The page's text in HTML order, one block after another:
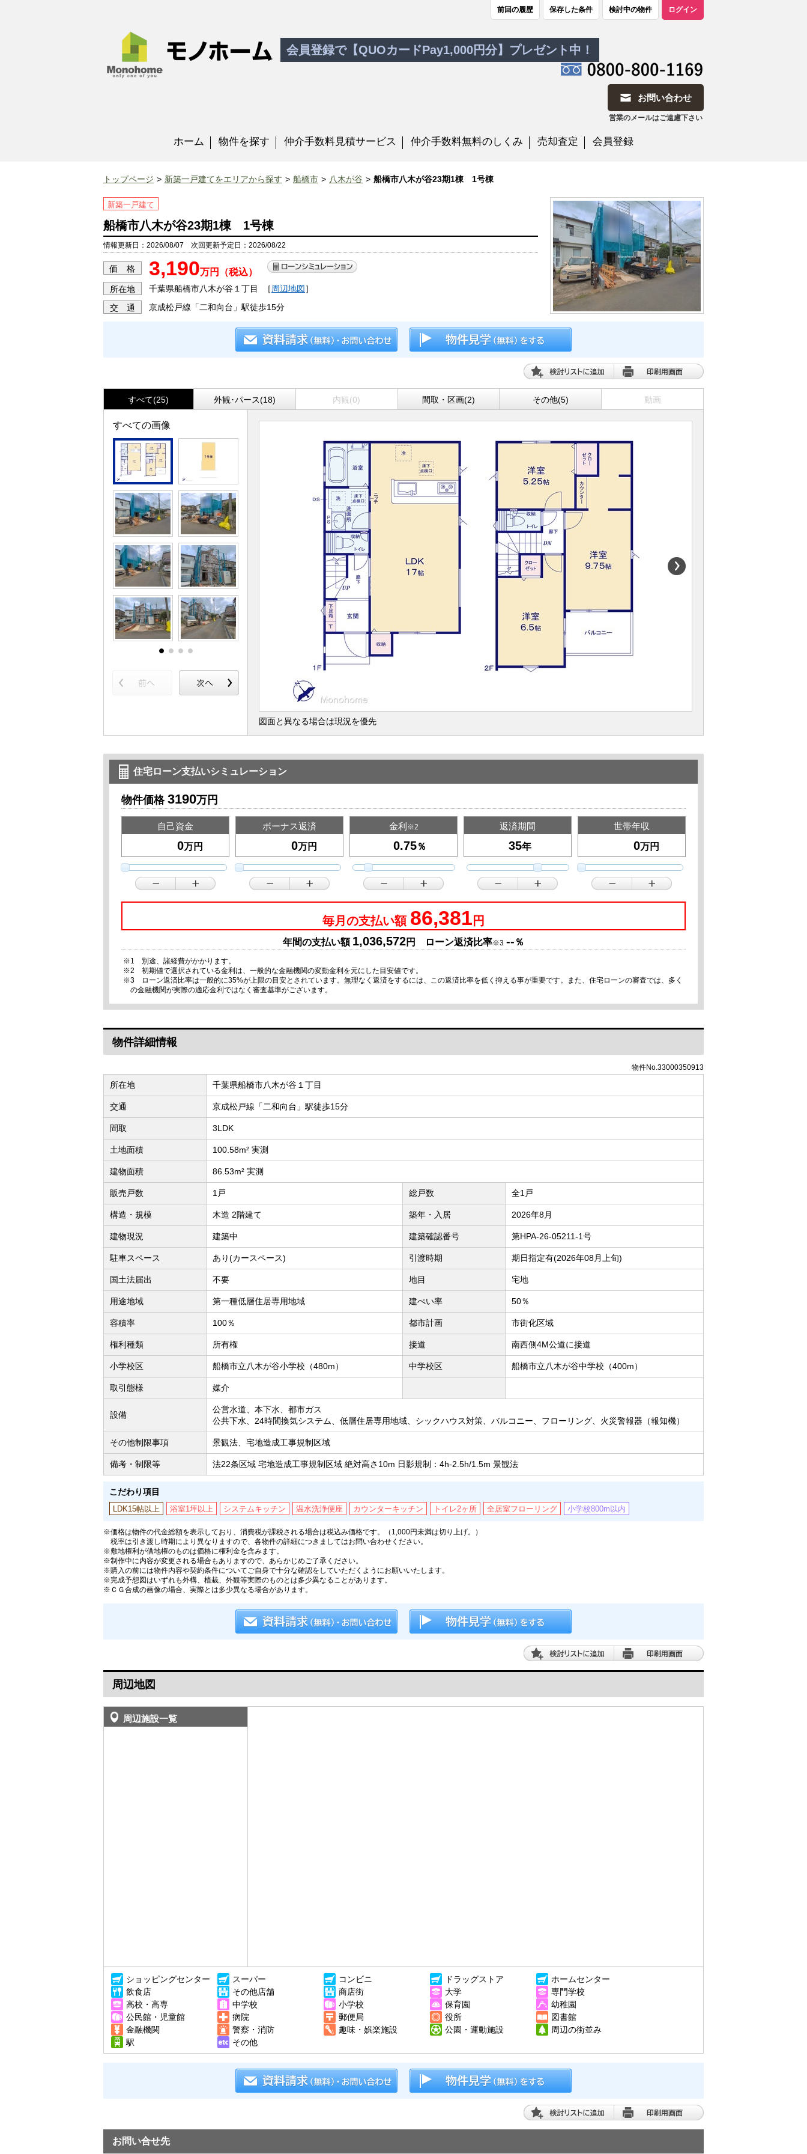
前回の履歴 保存した条件 検討中の物件 ログイン
会員登録で【QUOカードPay1,000円分】プレゼント中！
お問い合わせ
営業のメールはご遠慮下さい
ホーム 物件を探す 仲介手数料見積サービス 仲介手数料無料のしくみ 売却査定 会員登録
トップページ 新築一戸建てをエリアから探す 船橋市 八木が谷 船橋市八木が谷23期1棟 1号棟
新築一戸建て
船橋市八木が谷23期1棟 1号棟
情報更新日：2026/08/07 次回更新予定日：2026/08/22
価 格 3,190万円（税込）
所在地 千葉県船橋市八木が谷１丁目 ［ 周辺地図］
交 通 京成松戸線「二和向台」駅徒歩15分
すべて(25) 外観･パース(18) 内観(0) 間取・区画(2) その他(5) 動画
すべての画像
図面と異なる場合は現況を優先
住宅ローン支払いシミュレーション
物件価格 3190万円
自己資金
万円
ボーナス返済
万円
金利 ※2
％
返済期間
年
世帯年収
万円
毎月の支払い額 86,381 円
年間の支払い額 1,036,572円 ローン返済比率※3 -- ％
※1 別途、諸経費がかかります。
※2 初期値で選択されている金利は、一般的な金融機関の変動金利を元にした目安値です。
※3 ローン返済比率は一般的に35%が上限の目安とされています。無理なく返済をするには、この返済比率を低く抑える事が重要です。また、住宅ローンの審査では、多く
の金融機関が実際の適応金利ではなく審査基準がございます。
物件詳細情報
物件No.33000350913
所在地 千葉県船橋市八木が谷１丁目
交通 京成松戸線「二和向台」駅徒歩15分
間取 3LDK
土地面積 100.58m² 実測
建物面積 86.53m² 実測
販売戸数 1戸 総戸数 全1戸
構造・規模 木造 2階建て 築年・入居 2026年8月
建物現況 建築中 建築確認番号 第HPA-26-05211-1号
駐車スペース あり(カースペース) 引渡時期 期日指定有(2026年08月上旬)
国土法届出 不要 地目 宅地
用途地域 第一種低層住居専用地域 建ぺい率 50％
容積率 100％ 都市計画 市街化区域
権利種類 所有権 接道 南西側4M公道に接道
小学校区 船橋市立八木が谷小学校（480m） 中学校区 船橋市立八木が谷中学校（400m）
取引態様 媒介
設備
公営水道、本下水、都市ガス
公共下水、24時間換気システム、低層住居専用地域、シックハウス対策、バルコニー、フローリング、火災警報器（報知機）
その他制限事項 景観法、宅地造成工事規制区域
備考・制限等 法22条区域 宅地造成工事規制区域 絶対高さ10m 日影規制：4h-2.5h/1.5m 景観法
こだわり項目
LDK15帖以上 浴室1坪以上 システムキッチン 温水洗浄便座 カウンターキッチン トイレ2ヶ所 全居室フローリング 小学校800m以内
※価格は物件の代金総額を表示しており、消費税が課税される場合は税込み価格です。（1,000円未満は切り上げ。）
税率は引き渡し時期により異なりますので、各物件の詳細につきましてはお問い合わせください。
※敷地権利が借地権のものは価格に権利金を含みます。
※制作中に内容が変更される場合もありますので、あらかじめご了承ください。
※購入の前には物件内容や契約条件についてご自身で十分な確認をしていただくようにお願いいたします。
※完成予想図はいずれも外構、植栽、外観等実際のものとは多少異なることがあります。
※ＣＧ合成の画像の場合、実際とは多少異なる場合があります。
周辺地図
周辺施設一覧
ショッピングセンター スーパー コンビニ ドラッグストア
ホームセンター
飲食店
その他店舗 商店街 大学
専門学校
高校・高専
中学校 小学校 保育園
幼稚園
公民館・児童館
病院 郵便局 役所
図書館
金融機関
警察・消防 趣味・娯楽施設 公園・運動施設
周辺の街並み
駅
その他
お問い合せ先